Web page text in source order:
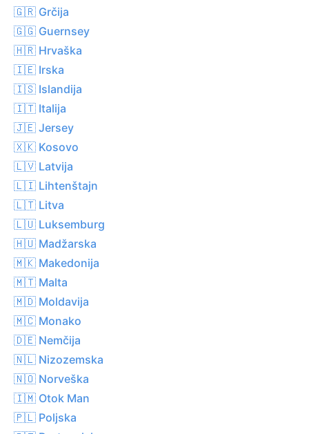
🇬🇷 Grčija
🇬🇬 Guernsey
🇭🇷 Hrvaška
🇮🇪 Irska
🇮🇸 Islandija
🇮🇹 Italija
🇯🇪 Jersey
🇽🇰 Kosovo
🇱🇻 Latvija
🇱🇮 Lihtenštajn
🇱🇹 Litva
🇱🇺 Luksemburg
🇭🇺 Madžarska
🇲🇰 Makedonija
🇲🇹 Malta
🇲🇩 Moldavija
🇲🇨 Monako
🇩🇪 Nemčija
🇳🇱 Nizozemska
🇳🇴 Norveška
🇮🇲 Otok Man
🇵🇱 Poljska